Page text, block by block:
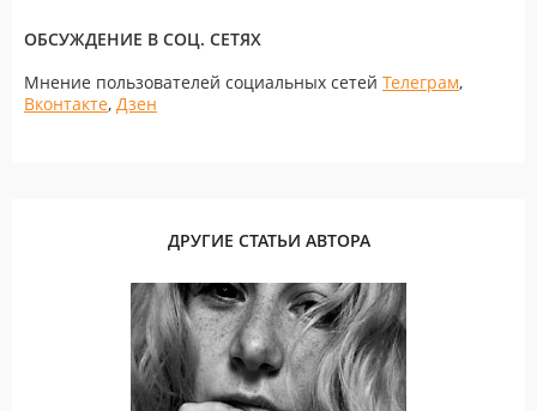
ОБСУЖДЕНИЕ В СОЦ. СЕТЯХ
Мнение пользователей социальных сетей Телеграм,
Вконтакте, Дзен
ДРУГИЕ СТАТЬИ АВТОРА